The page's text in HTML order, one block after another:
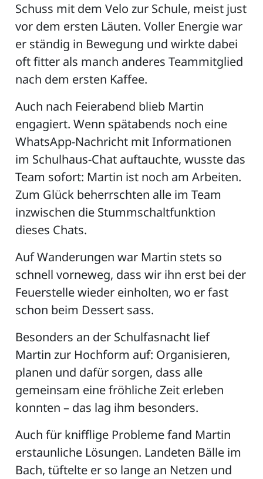
Schuss mit dem Velo zur Schule, meist just
vor dem ersten Läuten. Voller Energie war
er ständig in Bewegung und wirkte dabei
oft fitter als manch anderes Teammitglied
nach dem ersten Kaffee.
Auch nach Feierabend blieb Martin
engagiert. Wenn spätabends noch eine
WhatsApp-Nachricht mit Informationen
im Schulhaus-Chat auftauchte, wusste das
Team sofort: Martin ist noch am Arbeiten.
Zum Glück beherrschten alle im Team
inzwischen die Stummschaltfunktion
dieses Chats.
Auf Wanderungen war Martin stets so
schnell vorneweg, dass wir ihn erst bei der
Feuerstelle wieder einholten, wo er fast
schon beim Dessert sass.
Besonders an der Schulfasnacht lief
Martin zur Hochform auf: Organisieren,
planen und dafür sorgen, dass alle
gemeinsam eine fröhliche Zeit erleben
konnten – das lag ihm besonders.
Auch für knifflige Probleme fand Martin
erstaunliche Lösungen. Landeten Bälle im
Bach, tüftelte er so lange an Netzen und